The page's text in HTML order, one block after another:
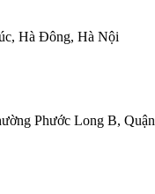
Hà Đông, Hà Nội
Phước Long B, Quận